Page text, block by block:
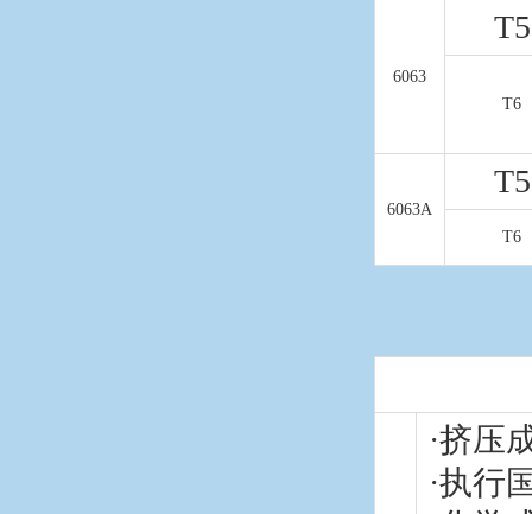
6063
T5
T6
6063A
T5
T6
·挤压
·执行